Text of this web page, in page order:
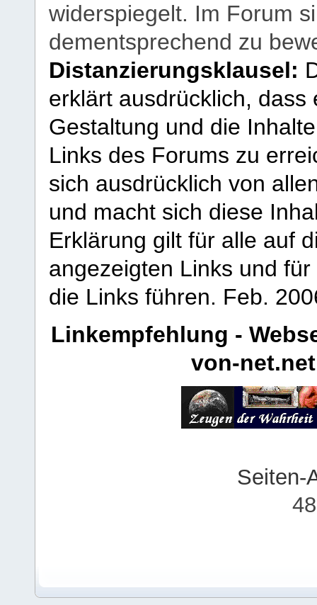
widerspiegelt. Im Forum
dementsprechend zu
Distanzierungsklausel:
erklärt ausdrücklich,
Gestaltung und die
Links des Forums zu
sich ausdrücklich von
und macht sich diese
Erklärung gilt für alle auf
angezeigten Links und
die Links führen. Feb.
Linkempfehlung -
von-net.net
Seiten-